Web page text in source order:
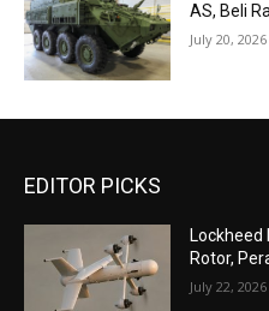
AS, Beli
July 20, 2026
EDITOR PICKS
Rotor,
July 22, 2026